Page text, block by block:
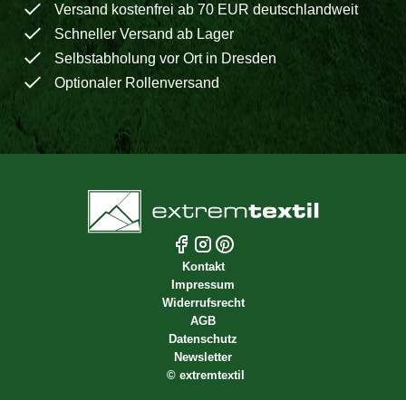
Versand kostenfrei ab 70 EUR deutschlandweit
Schneller Versand ab Lager
Selbstabholung vor Ort in Dresden
Optionaler Rollenversand
Kontakt
Impressum
Widerrufsrecht
AGB
Datenschutz
Newsletter
© extremtextil